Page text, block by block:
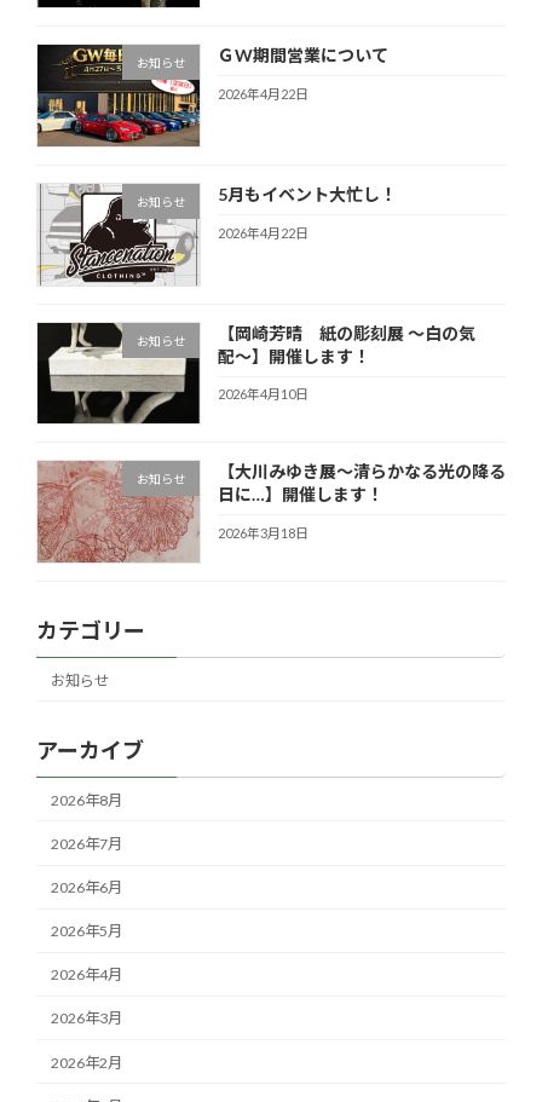
お知らせ ＧW期間営業について
2026年4月22日
お知らせ 5月もイベント大忙し！
2026年4月22日
お知らせ
【岡崎芳晴 紙の彫刻展 〜白の気
配〜】開催します！
2026年4月10日
お知らせ
【大川みゆき展～清らかなる光の降る
日に…】開催します！
2026年3月18日
カテゴリー
お知らせ
アーカイブ
2026年8月
2026年7月
2026年6月
2026年5月
2026年4月
2026年3月
2026年2月